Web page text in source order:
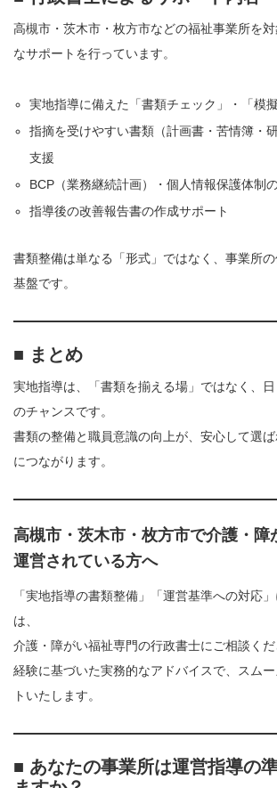
高槻市・茨木市・枚方市などの福祉事業所を
なサポートを行っています。
実地指導に備えた「書類チェック」・「模擬
指摘を受けやすい書類（計画書・苦情簿・
支援
BCP（業務継続計画）・個人情報保護体制
指導後の改善報告書の作成サポート
書類整備は単なる「形式」ではなく、事業所
基盤です。
■ まとめ
実地指導は、「書類を揃える場」ではなく、
のチャンスです。
書類の整備と職員意識の向上が、安心して選
につながります。
高槻市・茨木市・枚方市で介護・障
運営されている方へ
「実地指導の書類整備」「運営基準への対応
は、
介護・障がい福祉専門の行政書士にご相談くだ
経験に基づいた実務的なアドバイスで、スム
トいたします。
■ あなたの事業所は運営指導の